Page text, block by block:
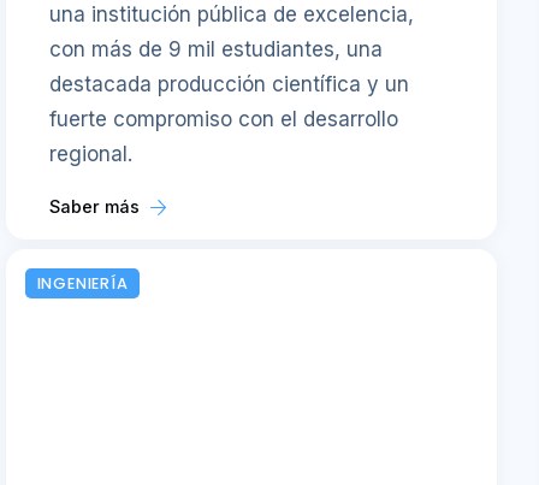
una institución pública de excelencia,
con más de 9 mil estudiantes, una
destacada producción científica y un
fuerte compromiso con el desarrollo
regional.
Saber más
INGENIERÍA